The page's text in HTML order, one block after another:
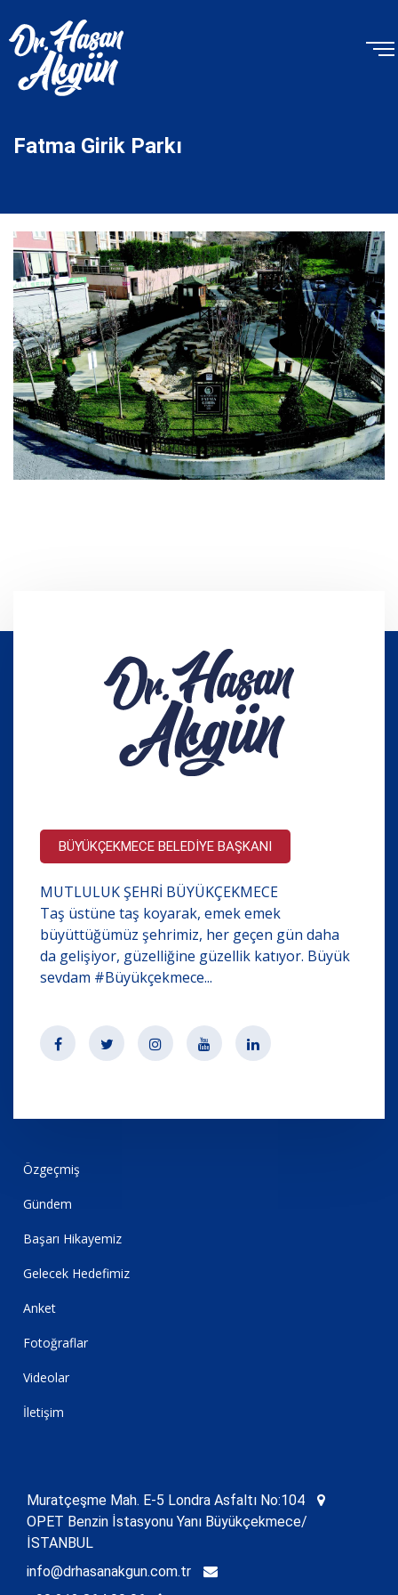
Fatma Girik Parkı
BÜYÜKÇEKMECE BELEDİYE BAŞKANI
MUTLULUK ŞEHRİ BÜYÜKÇEKMECE
Taş üstüne taş koyarak, emek emek
büyüttüğümüz şehrimiz, her geçen gün daha
da gelişiyor, güzelliğine güzellik katıyor. Büyük
sevdam #Büyükçekmece...
Özgeçmiş
Gündem
Başarı Hikayemiz
Gelecek Hedefimiz
Anket
Fotoğraflar
Videolar
İletişim
Muratçeşme Mah. E-5 Londra Asfaltı No:104
OPET Benzin İstasyonu Yanı Büyükçekmece/
İSTANBUL
info@drhasanakgun.com.tr